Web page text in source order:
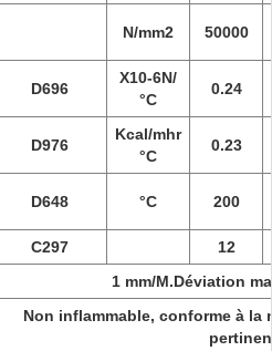
N/mm2 50000
D696
X10-6N/
°C
0.24
D976
Kcal/mhr
°C
0.23
D648 °C 200
C297
12
1 mm/M.Déviation
Non inflammable, conforme à la